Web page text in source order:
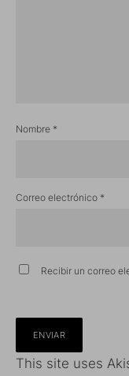
Nombre *
Correo electrónico *
Recibir un correo
This site uses